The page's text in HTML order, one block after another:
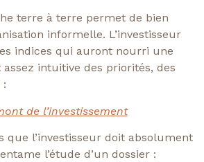
terre à terre permet de bien
informelle. L’investisseur
indices qui auront nourri une
intuitive des priorités, des
:
de l’investissement
que l’investisseur doit absolument
l’étude d’un dossier :